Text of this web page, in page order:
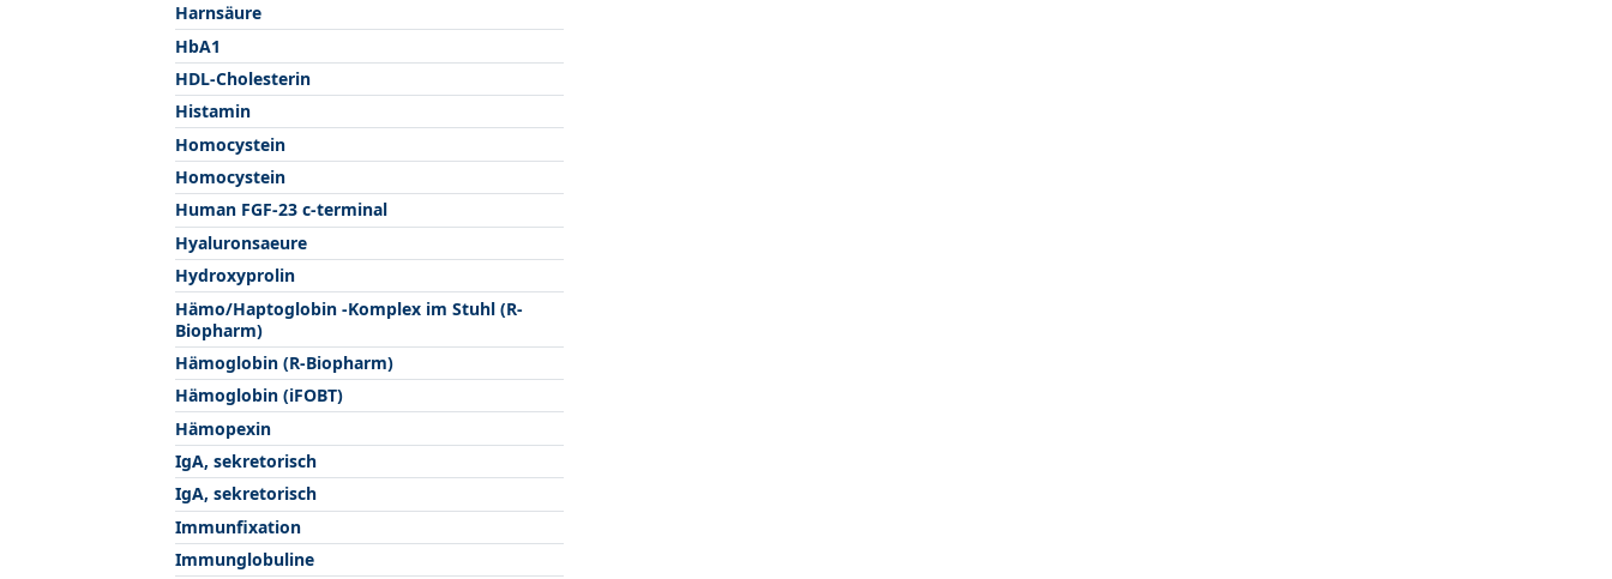
Harnsäure
HbA1
HDL-Cholesterin
Histamin
Homocystein
Homocystein
Human FGF-23 c-terminal
Hyaluronsaeure
Hydroxyprolin
Hämo/Haptoglobin -Komplex im Stuhl (R-
Biopharm)
Hämoglobin (R-Biopharm)
Hämoglobin (iFOBT)
Hämopexin
IgA, sekretorisch
IgA, sekretorisch
Immunfixation
Immunglobuline